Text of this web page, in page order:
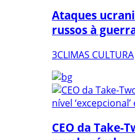
Ataques
russos à
3CLIMAS CULTURA
CEO da Take-